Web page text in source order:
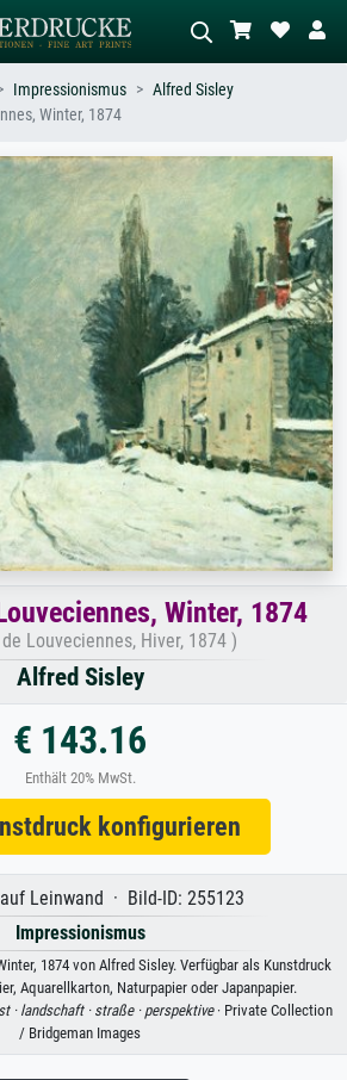
Werktiteln
Welle
Beschreiben Sie die Szene – z.B. Grüne
Wiese, Abstrakt mit viel Rot, Dunkles
Ölgemälde, Stehender Akt neben einem
Baum.
Impressionismus
Alfred Sisley
Winter, 1874
Winter, 1874
Louveciennes, Hiver, 1874 )
Alfred Sisley
€ 143.16
Enthält 20% MwSt.
konfigurieren
Leinwand · Bild-ID: 255123
Impressionismus
1874 von Alfred Sisley. Verfügbar als Kunstdruck
Aquarellkarton, Naturpapier oder Japanpapier.
·landschaft · straße · perspektive· Private Collection
/ Bridgeman Images